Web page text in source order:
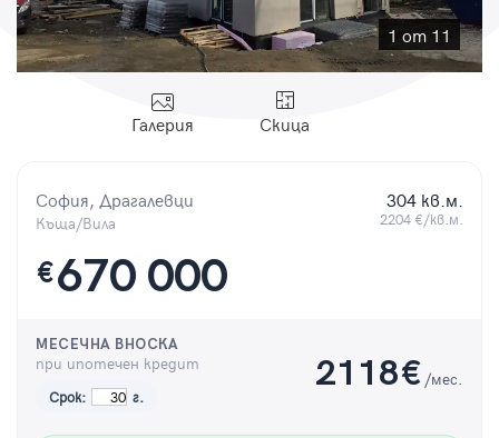
1 от 11
Галерия Скица
София, Драгалевци
Къща/Вила
304 кв.м.
2204 €/кв.м.
€670 000
МЕСЕЧНА ВНОСКА
при ипотечен кредит
Срок: г.
2118€ /мес.
Парола
Регистрация